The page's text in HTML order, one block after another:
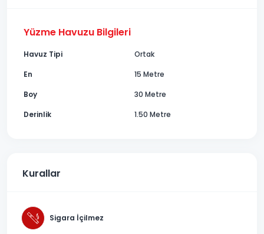
Yüzme Havuzu Bilgileri
Havuz Tipi
Ortak
En
15 Metre
Boy
30 Metre
Derinlik
1.50 Metre
Kurallar
Sigara İçilmez